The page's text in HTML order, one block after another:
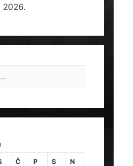
2026.
Č P S N